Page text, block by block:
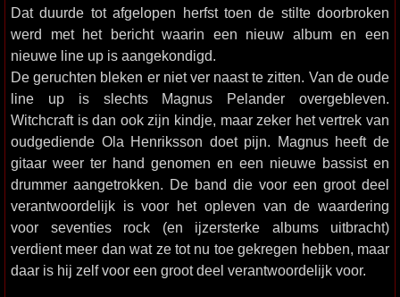
Dat duurde tot afgelopen herfst toen de stilte doorbroken
werd met het bericht waarin een nieuw album en een
nieuwe line up is aangekondigd.
De geruchten bleken er niet ver naast te zitten. Van de oude
line up is slechts Magnus Pelander overgebleven.
Witchcraft is dan ook zijn kindje, maar zeker het vertrek van
oudgediende Ola Henriksson doet pijn. Magnus heeft de
gitaar weer ter hand genomen en een nieuwe bassist en
drummer aangetrokken. De band die voor een groot deel
verantwoordelijk is voor het opleven van de waardering
voor seventies rock (en ijzersterke albums uitbracht)
verdient meer dan wat ze tot nu toe gekregen hebben, maar
daar is hij zelf voor een groot deel verantwoordelijk voor.